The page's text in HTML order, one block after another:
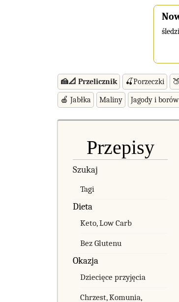
🍰📐 Przelicznik 🍒Porzeczki
🍎 Jabłka Maliny Jagody i
Przepisy
Szukaj
Tagi
Dieta
Keto, Low Carb
Bez Glutenu
Okazja
Dziecięce przyjęcia
Chrzest, Komunia,